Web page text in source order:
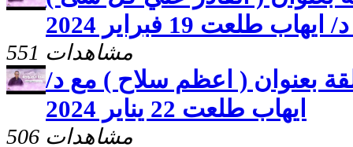
طلعت 19 فبراير 2024
551 مشاهدات
بعنوان ( اعظم سلاح ) مع د/
ايهاب طلعت 22 يناير 2024
506 مشاهدات